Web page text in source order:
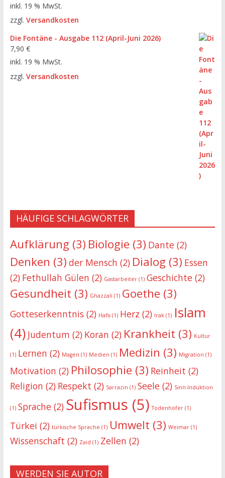
inkl. 19 % MwSt.
zzgl. Versandkosten
Die Fontäne - Ausgabe 112 (April-Juni 2026)
7,90 €
inkl. 19 % MwSt.
zzgl. Versandkosten
HÄUFIGE SCHLAGWÖRTER
Aufklärung (3) Biologie (3) Dante(2)
Denken (3) der Mensch (2) Dialog (3) Essen
(2) Fethullah Gülen (2) Gastarbeiter(1) Geschichte(2)
Gesundheit (3) Ghazzali (1) Goethe (3)
Gotteserkenntnis (2) Hafis(1) Herz (2) Irak(1) Islam
(4) Judentum (2) Koran (2) Krankheit (3) Kultur
(1) Lernen (2) Magen (1) Medien (1) Medizin (3) Migration (1)
Motivation (2) Philosophie (3) Reinheit (2)
Religion (2) Respekt (2) Sarrazin (1) Seele(2) Sinn-Induktion
(1) Sprache(2) Sufismus (5) Todenhöfer(1)
Türkei (2) türkische Sprache (1) Umwelt (3) Weimar(1)
Wissenschaft (2) Zaid (1) Zellen (2)
WERDEN SIE AUTOR